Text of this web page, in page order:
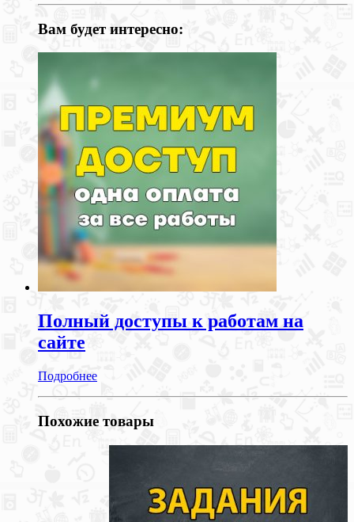
Вам будет интересно:
Полный доступы к работам на
сайте
Подробнее
Похожие товары